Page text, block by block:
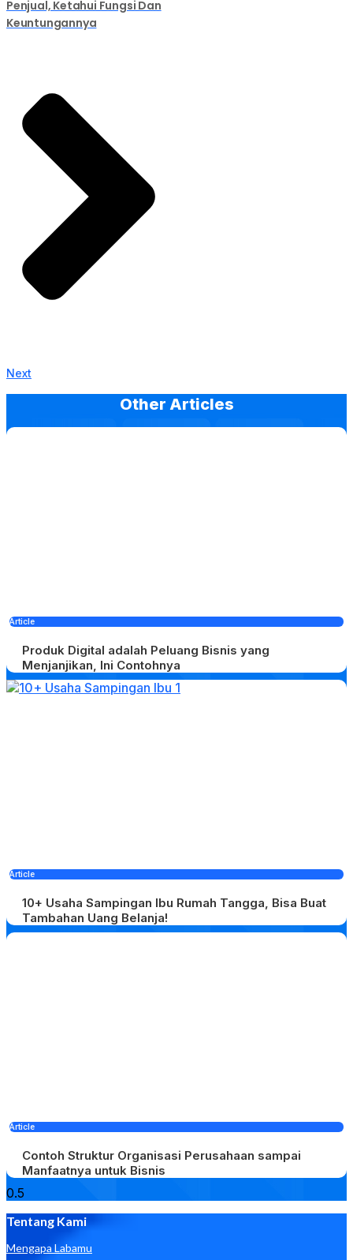
Penjual, Ketahui Fungsi Dan
Keuntungannya
Next
Other Articles
Article
Produk Digital adalah Peluang Bisnis yang
Menjanjikan, Ini Contohnya
Article
10+ Usaha Sampingan Ibu Rumah Tangga, Bisa Buat
Tambahan Uang Belanja!
Article
Contoh Struktur Organisasi Perusahaan sampai
Manfaatnya untuk Bisnis
Tentang Kami
Mengapa Labamu